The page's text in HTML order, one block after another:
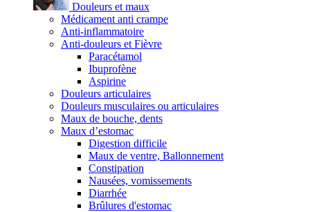
Douleurs et maux
Médicament anti crampe
Anti-inflammatoire
Anti-douleurs et Fièvre
Paracétamol
Ibuprofène
Aspirine
Douleurs articulaires
Douleurs musculaires ou articulaires
Maux de bouche, dents
Maux d’estomac
Digestion difficile
Maux de ventre, Ballonnement
Constipation
Nausées, vomissements
Diarrhée
Brûlures d'estomac